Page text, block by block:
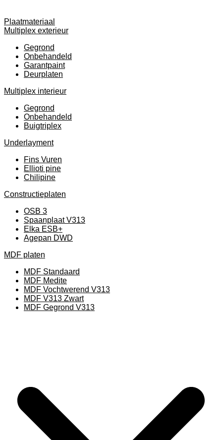
Plaatmateriaal
Multiplex exterieur
Gegrond
Onbehandeld
Garantpaint
Deurplaten
Multiplex interieur
Gegrond
Onbehandeld
Buigtriplex
Underlayment
Fins Vuren
Ellioti pine
Chilipine
Constructieplaten
OSB 3
Spaanplaat V313
Elka ESB+
Agepan DWD
MDF platen
MDF Standaard
MDF Medite
MDF Vochtwerend V313
MDF V313 Zwart
MDF Gegrond V313